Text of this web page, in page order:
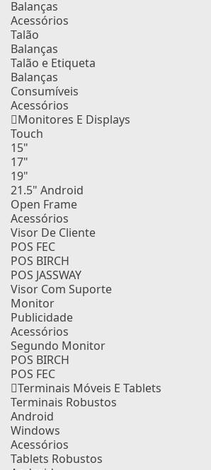
Balanças
Acessórios
Talão
Balanças
Talão e Etiqueta
Balanças
Consumíveis
Acessórios
Monitores E Displays
Touch
15"
17"
19"
21.5" Android
Open Frame
Acessórios
Visor De Cliente
POS FEC
POS BIRCH
POS JASSWAY
Visor Com Suporte
Monitor
Publicidade
Acessórios
Segundo Monitor
POS BIRCH
POS FEC
Terminais Móveis E Tablets
Terminais Robustos
Android
Windows
Acessórios
Tablets Robustos